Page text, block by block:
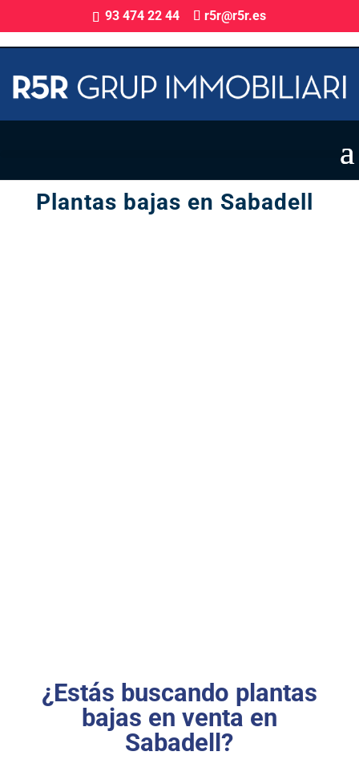
93 474 22 44 r5r@r5r.es
Plantas bajas en Sabadell
¿Estás buscando plantas
bajas en venta en
Sabadell?